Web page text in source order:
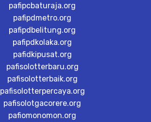
pafipcbaturaja.org
pafipdmetro.org
pafipdbelitung.org
pafipdkolaka.org
pafidkipusat.org
pafisolotterbaru.org
pafisolotterbaik.org
pafisolotterpercaya.org
pafisolotgacorere.org
pafiomonomon.org